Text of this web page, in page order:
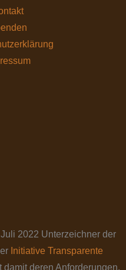
2022 Unterzeichner der
Initiative Transparente
damit deren Anforderungen.